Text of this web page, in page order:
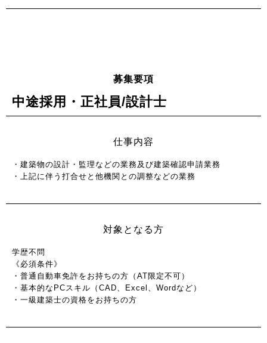
募集要項
中途採用・正社員/設計士
仕事内容
・建築物の設計・監理などの業務及び建築確認申請業務
・上記に伴う打合せと他機関との調整などの業務
対象となる方
学歴不問
《必須条件》
・普通自動車免許をお持ちの方（AT限定不可）
・基本的なPCスキル（CAD、Excel、Wordなど）
・一級建築士の資格をお持ちの方